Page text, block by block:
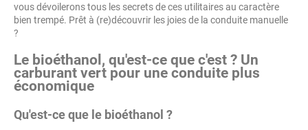
vous dévoilerons tous les secrets de ces utilitaires au caractère
bien trempé. Prêt à (re)découvrir les joies de la conduite manuelle
?
Le bioéthanol, qu'est-ce que c'est ? Un
carburant vert pour une conduite plus
économique
Qu'est-ce que le bioéthanol ?